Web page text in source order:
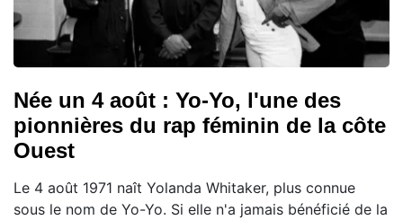
Née un 4 août : Yo-Yo, l'une des
pionnières du rap féminin de la côte
Ouest
Le 4 août 1971 naît Yolanda Whitaker, plus connue
sous le nom de Yo-Yo. Si elle n'a jamais bénéficié de la